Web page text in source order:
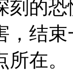
刻的
，结
在。